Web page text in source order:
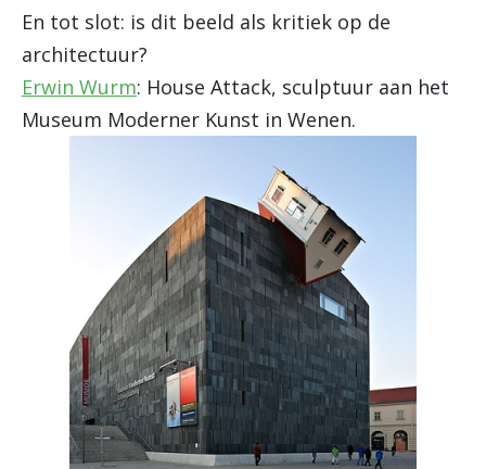
En tot slot: is dit beeld als kritiek op de
architectuur?
Erwin Wurm: House Attack, sculptuur aan het
Museum Moderner Kunst in Wenen.